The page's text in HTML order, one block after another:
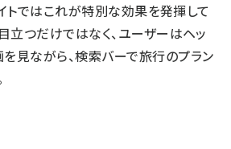
トではこれが特別な効果を発揮して
立つだけではなく、ユーザーはヘッ
見ながら、検索バーで旅行のプラン